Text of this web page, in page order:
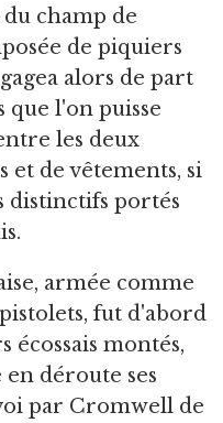
champ de
de piquiers
alors de part
que l'on puisse
les deux
et de vêtements, si
distinctifs portés
armée comme
fut d'abord
écossais montés,
déroute ses
par Cromwell de